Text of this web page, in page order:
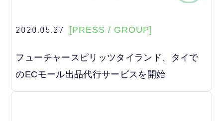
2020.05.27 [PRESS / GROUP]
フューチャースピリッツタイランド、タイで
のECモール出品代行サービスを開始